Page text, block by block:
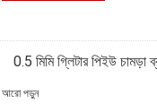
0.5 মিমি গ্লিটার পিইউ চামড়া
আরো পড়ুন